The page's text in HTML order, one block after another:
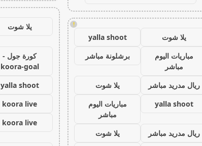
!
يلا شوت
yalla shoot
مباريات اليوم
مباشر
برشلونة مباشر
ريال مدريد مباشر
يلا شوت
yalla shoot
مباريات اليوم
مباشر
ريال مدريد مباشر
يلا شوت
يلا شوت
كورة جول -
koora-goal
yalla shoot
koora live
koora live